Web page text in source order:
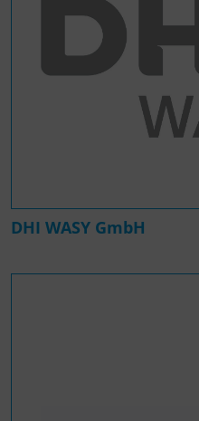
DHI WASY GmbH